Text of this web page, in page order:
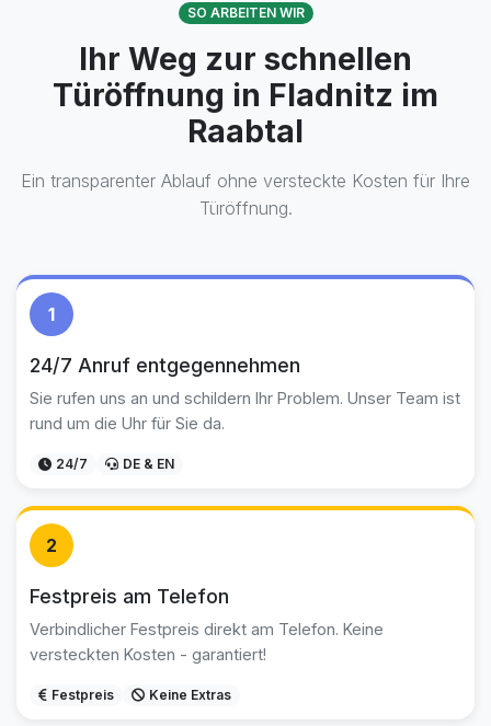
SO ARBEITEN WIR
Ihr Weg zur schnellen
Türöffnung in Fladnitz im
Raabtal
Ein transparenter Ablauf ohne versteckte Kosten für Ihre
Türöffnung.
1
24/7 Anruf entgegennehmen
Sie rufen uns an und schildern Ihr Problem. Unser Team ist
rund um die Uhr für Sie da.
24/7 DE & EN
2
Festpreis am Telefon
Verbindlicher Festpreis direkt am Telefon. Keine
versteckten Kosten - garantiert!
Festpreis Keine Extras